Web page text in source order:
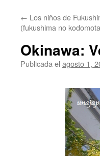
← Los niños de
(fukushima no
Okinawa:
Publicada el agosto 1,